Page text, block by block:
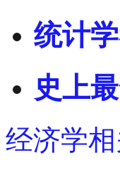
统计
史上
经济学